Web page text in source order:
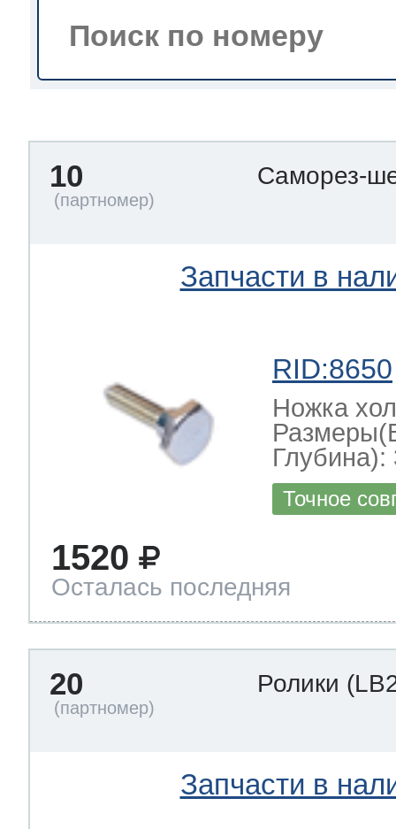
по уходу
10 Саморез-
Запчасти в
RID:8650
Ножка
Глубина):
Точное
1520
Осталась последняя
20 Ролики
Запчасти в